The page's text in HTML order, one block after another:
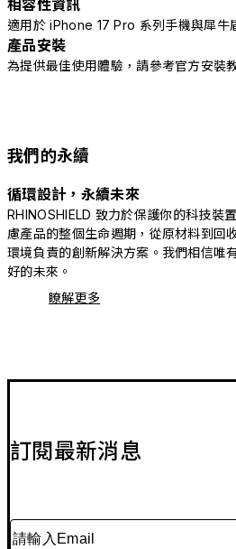
相容性資訊
適用於 iPhone 17 Pro 系列手機與犀牛
產品安裝
為提供最佳使用體驗，請參考官方安裝
我們的永續
循環設計，永續未來
RHINOSHIELD 致力於保護你的科技裝
慮產品的整個生命週期，從原材料到回
環境負責的創新解決方案。我們相信唯
好的未來。
瞭解更多
訂閱最新消息
請輸入Email